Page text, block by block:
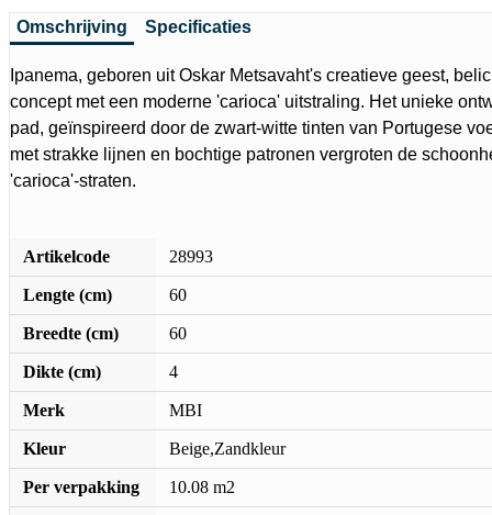
Omschrijving Specificaties
Ipanema, geboren uit Oskar Metsavaht's creatieve geest,
concept met een moderne 'carioca' uitstraling. Het unieke
pad, geïnspireerd door de zwart-witte tinten van Portugese
met strakke lijnen en bochtige patronen vergroten de
'carioca'-straten.
Artikelcode 28993
Lengte (cm) 60
Breedte (cm) 60
Dikte (cm) 4
Merk MBI
Kleur Beige,Zandkleur
Per verpakking 10.08 m2